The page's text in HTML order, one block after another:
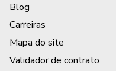
Posso fazer
Blog
Carreiras
Mapa do site
Validador de contrato